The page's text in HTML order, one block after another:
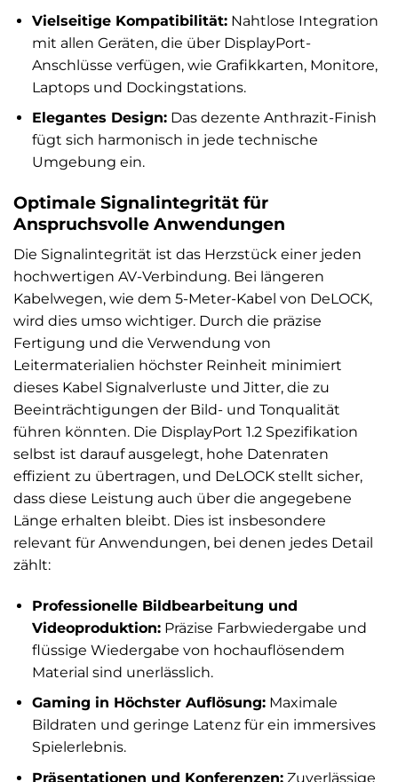
Vielseitige Kompatibilität:Nahtlose Integration
mit allen Geräten, die über DisplayPort-
Anschlüsse verfügen, wie Grafikkarten, Monitore,
Laptops und Dockingstations.
Elegantes Design:Das dezente Anthrazit-Finish
fügt sich harmonisch in jede technische
Umgebung ein.
Optimale Signalintegrität für
Anspruchsvolle Anwendungen
Die Signalintegrität ist das Herzstück einer jeden
hochwertigen AV-Verbindung. Bei längeren
Kabelwegen, wie dem 5-Meter-Kabel von DeLOCK,
wird dies umso wichtiger. Durch die präzise
Fertigung und die Verwendung von
Leitermaterialien höchster Reinheit minimiert
dieses Kabel Signalverluste und Jitter, die zu
Beeinträchtigungen der Bild- und Tonqualität
führen könnten. Die DisplayPort 1.2 Spezifikation
selbst ist darauf ausgelegt, hohe Datenraten
effizient zu übertragen, und DeLOCK stellt sicher,
dass diese Leistung auch über die angegebene
Länge erhalten bleibt. Dies ist insbesondere
relevant für Anwendungen, bei denen jedes Detail
zählt:
Professionelle Bildbearbeitung und
Videoproduktion:Präzise Farbwiedergabe und
flüssige Wiedergabe von hochauflösendem
Material sind unerlässlich.
Gaming in Höchster Auflösung:Maximale
Bildraten und geringe Latenz für ein immersives
Spielerlebnis.
Präsentationen und Konferenzen:Zuverlässige